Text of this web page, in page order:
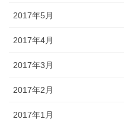
2017年5月
2017年4月
2017年3月
2017年2月
2017年1月